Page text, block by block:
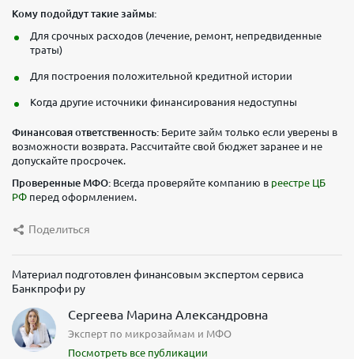
Кому подойдут такие займы:
Для срочных расходов (лечение, ремонт, непредвиденные
траты)
Для построения положительной кредитной истории
Когда другие источники финансирования недоступны
Финансовая ответственность: Берите займ только если уверены в
возможности возврата. Рассчитайте свой бюджет заранее и не
допускайте просрочек.
Проверенные МФО: Всегда проверяйте компанию в реестре ЦБ
РФ перед оформлением.
Поделиться
Материал подготовлен финансовым экспертом сервиса
Банкпрофи ру
Сергеева Марина Александровна
Эксперт по микрозаймам и МФО
Посмотреть все публикации